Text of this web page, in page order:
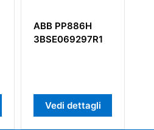
ABB DSCS116
57520001-BZ
Vedi dettagli